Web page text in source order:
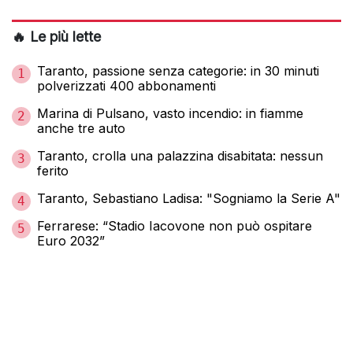
🔥 Le più lette
1
Taranto, passione senza categorie: in 30 minuti
polverizzati 400 abbonamenti
2
Marina di Pulsano, vasto incendio: in fiamme
anche tre auto
3
Taranto, crolla una palazzina disabitata: nessun
ferito
4 Taranto, Sebastiano Ladisa: "Sogniamo la Serie A"
5
Ferrarese: “Stadio Iacovone non può ospitare
Euro 2032”